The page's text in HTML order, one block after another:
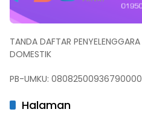
TANDA DAFTAR
DOMESTIK
PB-UMKU:
Halaman